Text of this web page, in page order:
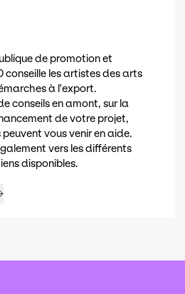
de promotion et
conseille les artistes des arts
à l'export.
conseils en amont, sur la
de votre projet,
vous venir en aide.
vers les différents
disponibles.